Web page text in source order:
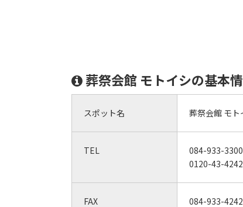
葬祭会館 モトイシの基本
スポット名 葬祭会館 モト
TEL
084-933-3300
0120-43-4242
FAX 084-933-4242